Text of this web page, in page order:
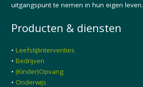
uitgangspunt te nemen in hun eigen leven.
Producten & diensten
• Leefstijlinterventies
• Bedrijven
• (Kinder)Opvang
• Onderwijs